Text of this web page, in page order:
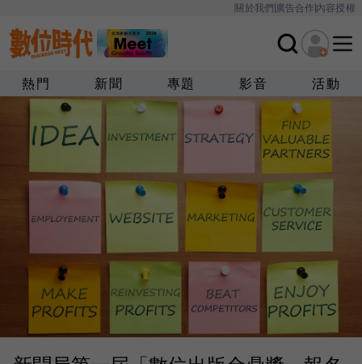
關於我們廣告合作內容授權
熱門 新聞 專題 影音 活動